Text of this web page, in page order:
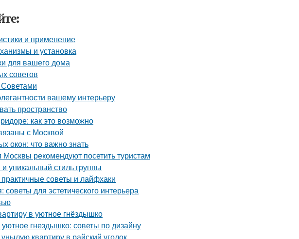
и применение
и установка
для вашего дома
советов
вашему интерьеру
пространство
как это возможно
с Москвой
окон: что важно знать
рекомендуют посетить туристам
уникальный стиль группы
советы и лайфхаки
для эстетического интерьера
в уютное гнёздышко
гнездышко: советы по дизайну